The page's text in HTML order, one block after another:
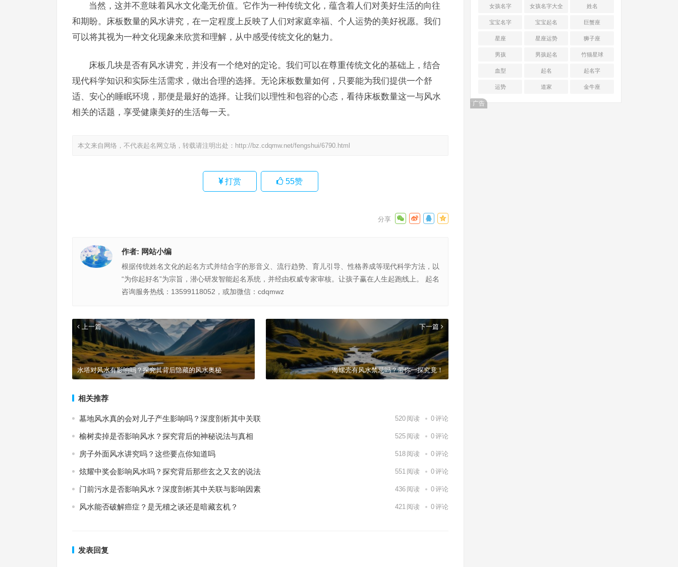
当然，这并不意味着风水文化毫无价值。它作为一种传统文化，蕴含着人们对美好生活的向往
和期盼。床板数量的风水讲究，在一定程度上反映了人们对家庭幸福、个人运势的美好祝愿。我们
可以将其视为一种文化现象来欣赏和理解，从中感受传统文化的魅力。
床板几块是否有风水讲究，并没有一个绝对的定论。我们可以在尊重传统文化的基础上，结合
现代科学知识和实际生活需求，做出合理的选择。无论床板数量如何，只要能为我们提供一个舒
适、安心的睡眠环境，那便是最好的选择。让我们以理性和包容的心态，看待床板数量这一与风水
相关的话题，享受健康美好的生活每一天。
本文来自网络，不代表起名网立场，转载请注明出处： http://bz.cdqmw.net/fengshui/6790.html
打赏 55赞
作者: 网站小编
根据传统姓名文化的起名方式并结合字的形音义、流行趋势、育儿引导、性格养成等现代科学方法，以
“为你起好名”为宗旨，潜心研发智能起名系统，并经由权威专家审核。让孩子赢在人生起跑线上。 起名
咨询服务热线：13599118052，或加微信：cdqmwz
上一篇
水塔对风水有影响吗？探究其背后隐藏的风水奥秘
下一篇
海螺壳有风水禁忌吗？带你一探究竟！
相关推荐
墓地风水真的会对儿子产生影响吗？深度剖析其中关联 520 阅读 0评论
榆树卖掉是否影响风水？探究背后的神秘说法与真相 525 阅读 0评论
房子外面风水讲究吗？这些要点你知道吗 518 阅读 0评论
炫耀中奖会影响风水吗？探究背后那些玄之又玄的说法 551 阅读 0评论
门前污水是否影响风水？深度剖析其中关联与影响因素 436 阅读 0评论
风水能否破解癌症？是无稽之谈还是暗藏玄机？ 421 阅读 0评论
发表回复
女孩名字 女孩名字大全 姓名
宝宝名字 宝宝起名 巨蟹座
星座 星座运势 狮子座
男孩 男孩起名 竹猫星球
血型 起名 起名字
运势 道家 金牛座
广告